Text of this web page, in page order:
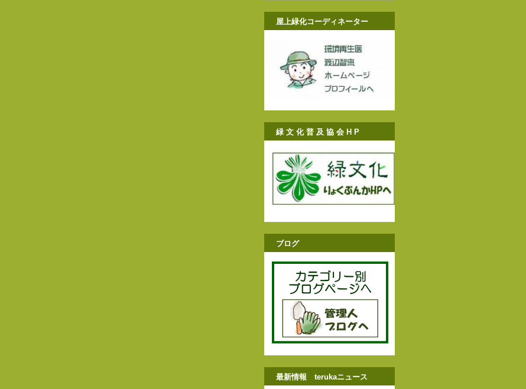
屋上緑化コーディネーター
緑 文 化 普 及 協 会 H P
ブログ
最新情報 terukaニュース